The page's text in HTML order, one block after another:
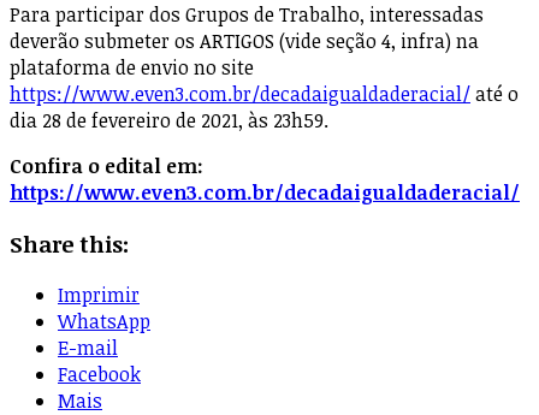
Para participar dos Grupos de Trabalho, interessadas
deverão submeter os ARTIGOS (vide seção 4, infra) na
plataforma de envio no site
https://www.even3.com.br/decadaigualdaderacial/até o
dia 28 de fevereiro de 2021, às 23h59.
Confira o edital em:
https://www.even3.com.br/decadaigualdaderacial/
Share this:
Imprimir
WhatsApp
E-mail
Facebook
Mais